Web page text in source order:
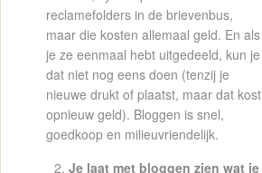
reclamefolders in de brievenbus,
maar die kosten allemaal geld. En als
je ze eenmaal hebt uitgedeeld, kun je
dat niet nog eens doen (tenzij je
nieuwe drukt of plaatst, maar dat kost
opnieuw geld). Bloggen is snel,
goedkoop en milieuvriendelijk.
Je laat met bloggen zien wat je